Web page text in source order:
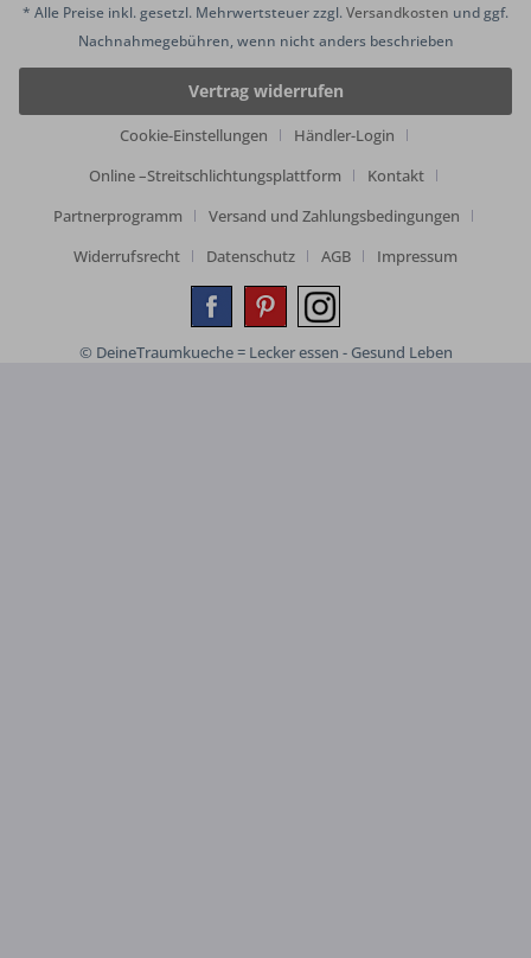
* Alle Preise inkl. gesetzl. Mehrwertsteuer zzgl.Versandkosten und ggf.
Nachnahmegebühren, wenn nicht anders beschrieben
Vertrag widerrufen
Cookie-Einstellungen
Händler-Login
Online –Streitschlichtungsplattform
Kontakt
Partnerprogramm
Versand und Zahlungsbedingungen
Widerrufsrecht
Datenschutz AGB Impressum
© DeineTraumkueche = Lecker essen - Gesund Leben